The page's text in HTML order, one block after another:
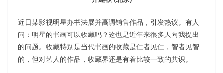
近日某影视明星办书法展并高调销售作品，引发热议。有人
问：明星的书画可以收藏吗？这也是近年来很多人向我提出
的问题。收藏特别是当代书画的收藏是仁者见仁，智者见智
的，但对艺人的作品，收藏界还是有着比较一致的共识。